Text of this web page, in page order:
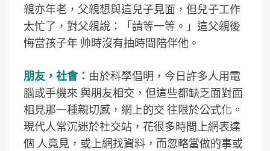
親亦年老，父親想與這兒子見面，但兒子工作
太忙了，對父親說：「請等一等。」這父親後
悔當孩子年 帅時沒有抽時間陪伴他。
朋友，社會： 由於科學倡明，今日許多人用電
腦或手機來 與朋友相交，但這些都缺乏面對面
相見那一種親切感，網上的交 往限於公式化。
現代人常沉迷於社交站，花很多時間上網表達
個 人竟見，或上網找資料，而忽略當做的事或